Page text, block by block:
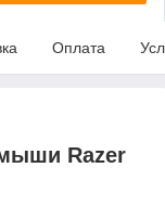
Оплата
Razer